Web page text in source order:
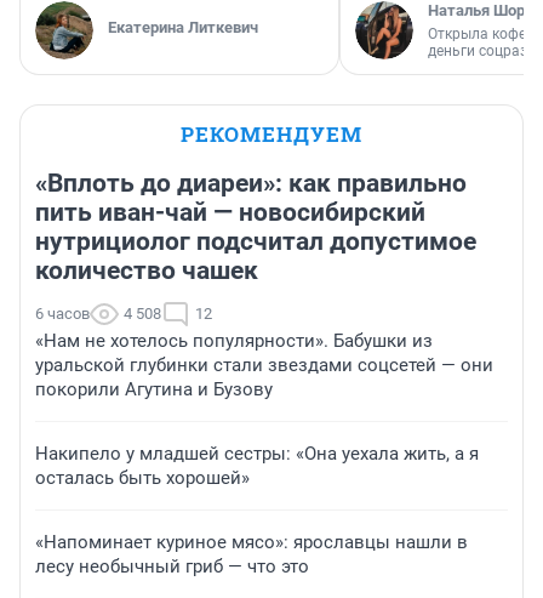
Екатерина Литкевич
Наталья
Открыла
деньги
РЕКОМЕНДУЕМ
«Вплоть до диареи»: как правильно
пить иван-чай — новосибирский
нутрициолог подсчитал допустимое
количество чашек
6 часов 4 508 12
«Нам не хотелось популярности». Бабушки из
уральской глубинки стали звездами соцсетей — они
покорили Агутина и Бузову
Накипело у младшей сестры: «Она уехала жить, а я
осталась быть хорошей»
«Напоминает куриное мясо»: ярославцы нашли в
лесу необычный гриб — что это